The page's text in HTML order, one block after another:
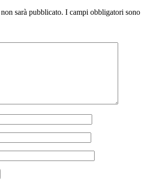
sarà pubblicato. I campi obbligatori sono